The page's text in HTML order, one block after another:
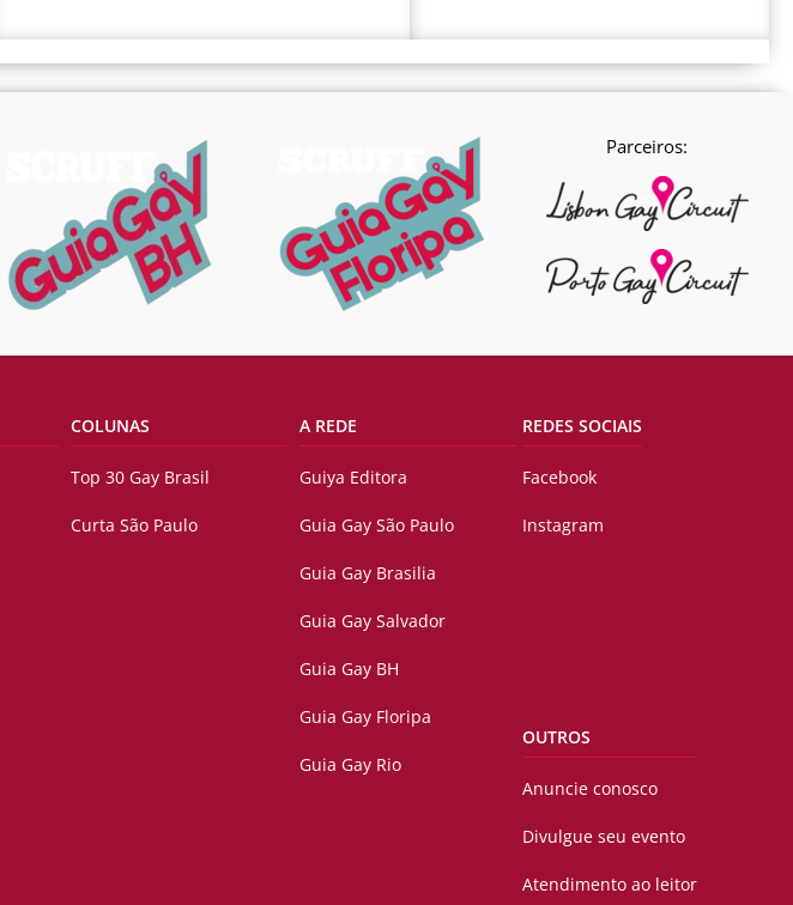
Parceiros:
COLUNAS
Top 30 Gay Brasil
Curta São Paulo
A REDE
Guiya Editora
Guia Gay São Paulo
Guia Gay Brasilia
Guia Gay Salvador
Guia Gay BH
Guia Gay Floripa
Guia Gay Rio
REDES SOCIAIS
Facebook
Instagram
OUTROS
Anuncie conosco
Divulgue seu evento
Atendimento ao leitor